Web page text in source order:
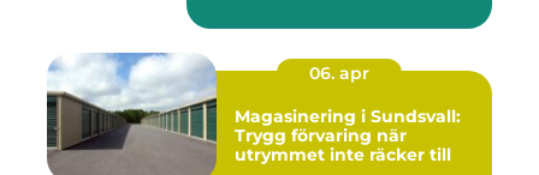
06. apr
Magasinering i Sundsvall:
Trygg förvaring när
utrymmet inte räcker till